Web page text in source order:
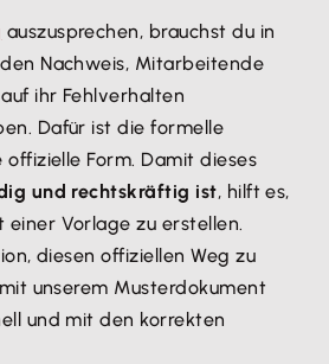
trotz Verbot,
Verhalten,
Betriebsklimas
der Nachweispflicht im
auszusprechen, brauchst du in
Nachweis, Mitarbeitende
ihr Fehlverhalten
Dafür ist die formelle
Form. Damit dieses
und rechtskräftig ist, hilft es,
Vorlage zu erstellen.
diesen offiziellen Weg zu
unserem Musterdokument
und mit den korrekten